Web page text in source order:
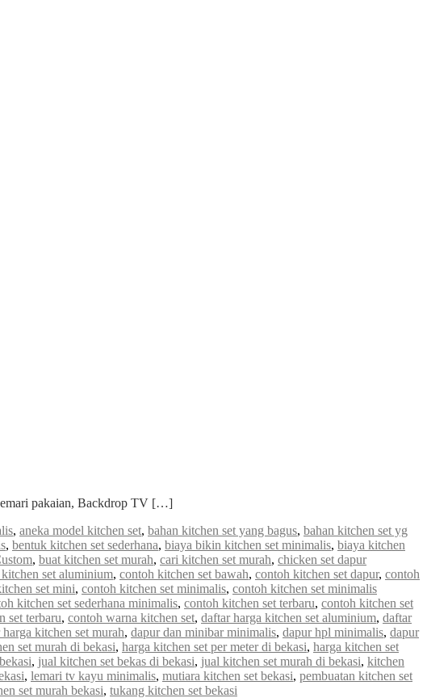
pakaian, Backdrop TV […]
, aneka model kitchen set, bahan kitchen set yang bagus, bahan kitchen set yg
, bentuk kitchen set sederhana, biaya bikin kitchen set minimalis, biaya kitchen
, buat kitchen set murah, cari kitchen set murah, chicken set dapur
set aluminium, contoh kitchen set bawah, contoh kitchen set dapur, contoh
set mini, contoh kitchen set minimalis, contoh kitchen set minimalis
kitchen set sederhana minimalis, contoh kitchen set terbaru, contoh kitchen set
set terbaru, contoh warna kitchen set, daftar harga kitchen set aluminium, daftar
harga kitchen set murah, dapur dan minibar minimalis, dapur hpl minimalis, dapur
set murah di bekasi, harga kitchen set per meter di bekasi, harga kitchen set
, jual kitchen set bekas di bekasi, jual kitchen set murah di bekasi, kitchen
, lemari tv kayu minimalis, mutiara kitchen set bekasi, pembuatan kitchen set
set murah bekasi, tukang kitchen set bekasi